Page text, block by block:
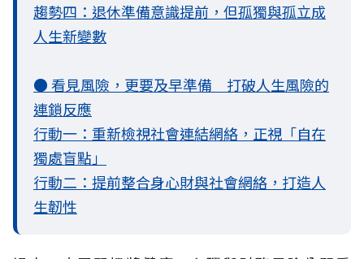
趨勢四：退休準備意識提前，但孤獨與孤立成
人生新變數
● 看見風險，更要及早準備 打破人生風險的
連鎖反應
行動一：重新檢視社會連結網絡，正視「自在
獨處盲點」
行動二：提前整合身心財與社會網絡，打造人
生韌性